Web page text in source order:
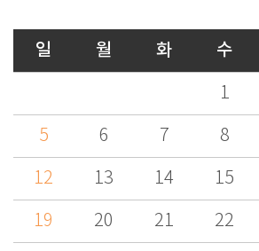
일 월 화 수
1
5 6 7 8
12 13 14 15
19 20 21 22